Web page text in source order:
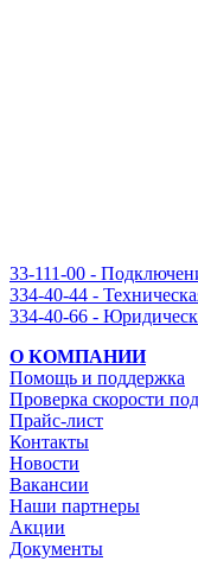
33-111-00 -
334-40-44 -
334-40-66 -
О КОМПАНИИ
Помощь и поддержка
Проверка скорости
Прайс-лист
Контакты
Новости
Вакансии
Наши партнеры
Акции
Документы